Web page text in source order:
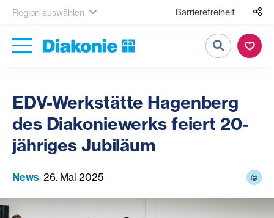
Region auswählen Barrierefreiheit
Suche
EDV-Werkstätte Hagenberg
des Diakoniewerks feiert 20-
jähriges Jubiläum
News 26. Mai 2025 ©